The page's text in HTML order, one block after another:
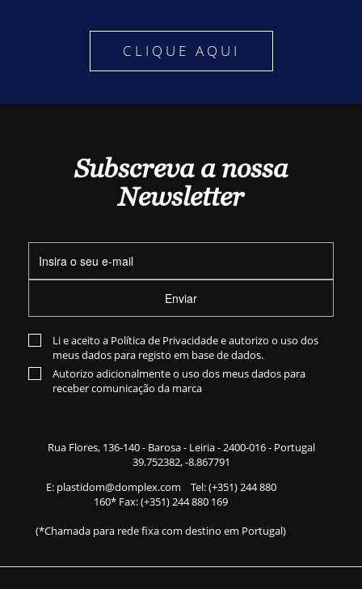
CLIQUE AQUI
Subscreva a nossa
Newsletter
Enviar
Li e aceito a Política de Privacidadee autorizo o uso dos
meus dados para registo em base de dados.
Autorizo adicionalmente o uso dos meus dados para
receber comunicação da marca
Rua Flores, 136-140- Barosa - Leiria - 2400-016 - Portugal
39.752382, -8.867791
E: plastidom@domplex.com Tel:(+351) 244 880
160* Fax: (+351) 244 880 169
(*Chamada para rede fixa com destino em Portugal)